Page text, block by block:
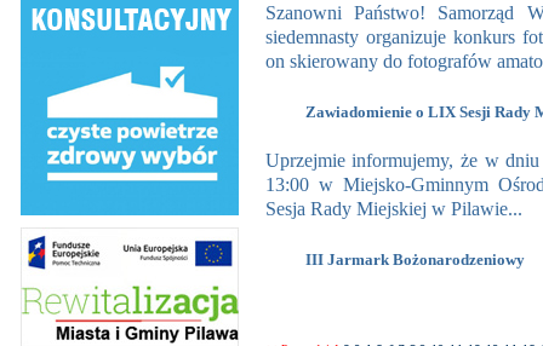
Szanowni Państwo! Samorząd
siedemnasty organizuje konkurs
on skierowany do fotografów
Zawiadomienie o LIX Sesji Rady
Uprzejmie informujemy, że w
13:00 w Miejsko-Gminnym
Sesja Rady Miejskiej w Pilawie...
III Jarmark Bożonarodzeniowy